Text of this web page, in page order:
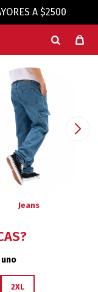
A $2500
Jeans
2XL